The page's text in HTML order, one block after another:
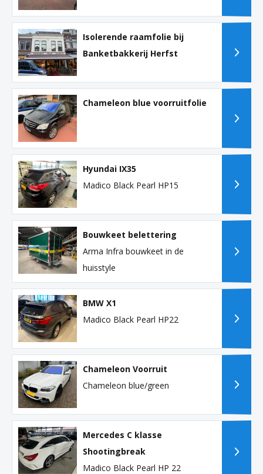
Isolerende raamfolie bij
Banketbakkerij Herfst
Chameleon blue voorruitfolie
Hyundai IX35
Madico Black Pearl HP15
Bouwkeet belettering
Arma Infra bouwkeet in de
huisstyle
BMW X1
Madico Black Pearl HP22
Chameleon Voorruit
Chameleon blue/green
Mercedes C klasse
Shootingbreak
Madico Black Pearl HP 22